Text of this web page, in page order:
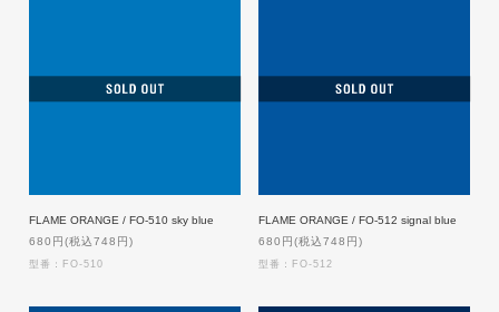
FLAME ORANGE / FO-510 sky blue
680円(税込748円)
型番：FO-510
FLAME ORANGE / FO-512 signal blue
680円(税込748円)
型番：FO-512